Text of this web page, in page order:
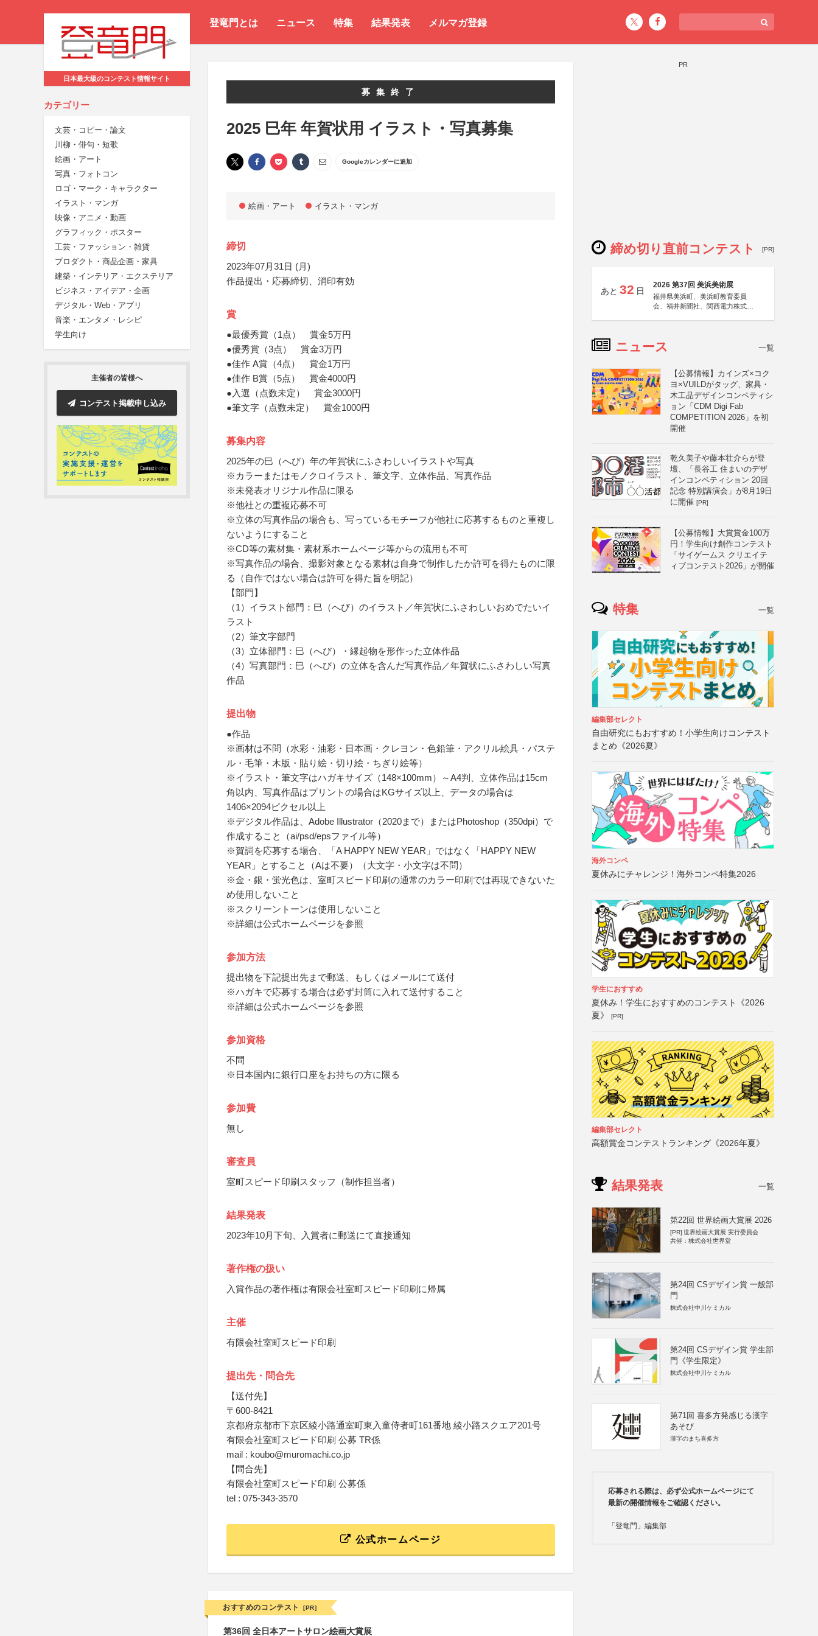
登竜門とは ニュース 特集 結果発表 メルマガ登録
日本最大級のコンテスト情報サイト
カテゴリー
文芸・コピー・論文
川柳・俳句・短歌
絵画・アート
写真・フォトコン
ロゴ・マーク・キャラクター
イラスト・マンガ
映像・アニメ・動画
グラフィック・ポスター
工芸・ファッション・雑貨
プロダクト・商品企画・家具
建築・インテリア・エクステリア
ビジネス・アイデア・企画
デジタル・Web・アプリ
音楽・エンタメ・レシピ
学生向け
主催者の皆様へ
コンテスト掲載申し込み
募集終了
2025 巳年 年賀状用 イラスト・写真募集
Googleカレンダーに追加
絵画・アート イラスト・マンガ
締切
2023年07月31日 (月)
作品提出・応募締切、消印有効
賞
●最優秀賞（1点） 賞金5万円
●優秀賞（3点） 賞金3万円
●佳作 A賞（4点） 賞金1万円
●佳作 B賞（5点） 賞金4000円
●入選（点数未定） 賞金3000円
●筆文字（点数未定） 賞金1000円
募集内容
2025年の巳（へび）年の年賀状にふさわしいイラストや写真
※カラーまたはモノクロイラスト、筆文字、立体作品、写真作品
※未発表オリジナル作品に限る
※他社との重複応募不可
※立体の写真作品の場合も、写っているモチーフが他社に応募するものと重複し
ないようにすること
※CD等の素材集・素材系ホームページ等からの流用も不可
※写真作品の場合、撮影対象となる素材は自身で制作したか許可を得たものに限
る（自作ではない場合は許可を得た旨を明記）
【部門】
（1）イラスト部門：巳（へび）のイラスト／年賀状にふさわしいおめでたいイ
ラスト
（2）筆文字部門
（3）立体部門：巳（へび）・縁起物を形作った立体作品
（4）写真部門：巳（へび）の立体を含んだ写真作品／年賀状にふさわしい写真
作品
提出物
●作品
※画材は不問（水彩・油彩・日本画・クレヨン・色鉛筆・アクリル絵具・パステ
ル・毛筆・木版・貼り絵・切り絵・ちぎり絵等）
※イラスト・筆文字はハガキサイズ（148×100mm）～A4判、立体作品は15cm
角以内、写真作品はプリントの場合はKGサイズ以上、データの場合は
1406×2094ピクセル以上
※デジタル作品は、Adobe Illustrator（2020まで）またはPhotoshop（350dpi）で
作成すること（ai/psd/epsファイル等）
※賀詞を応募する場合、「A HAPPY NEW YEAR」ではなく「HAPPY NEW
YEAR」とすること（Aは不要）（大文字・小文字は不問）
※金・銀・蛍光色は、室町スピード印刷の通常のカラー印刷では再現できないた
め使用しないこと
※スクリーントーンは使用しないこと
※詳細は公式ホームページを参照
参加方法
提出物を下記提出先まで郵送、もしくはメールにて送付
※ハガキで応募する場合は必ず封筒に入れて送付すること
※詳細は公式ホームページを参照
参加資格
不問
※日本国内に銀行口座をお持ちの方に限る
参加費
無し
審査員
室町スピード印刷スタッフ（制作担当者）
結果発表
2023年10月下旬、入賞者に郵送にて直接通知
著作権の扱い
入賞作品の著作権は有限会社室町スピード印刷に帰属
主催
有限会社室町スピード印刷
提出先・問合先
【送付先】
〒600-8421
京都府京都市下京区綾小路通室町東入童侍者町161番地 綾小路スクエア201号
有限会社室町スピード印刷 公募 TR係
mail : koubo@muromachi.co.jp
【問合先】
有限会社室町スピード印刷 公募係
tel : 075-343-3570
公式ホームページ
おすすめのコンテスト [PR]
第36回 全日本アートサロン絵画大賞展
PR
締め切り直前コンテスト [PR]
あと 32 日
2026 第37回 美浜美術展
福井県美浜町、美浜町教育委員
会、福井新聞社、関西電力株式会
ニュース 一覧
【公募情報】カインズ×コク
ヨ×VUILDがタッグ、家具・
木工品デザインコンペティシ
ョン「CDM Digi Fab
COMPETITION 2026」を初
開催
乾久美子や藤本壮介らが登
壇、「長谷工 住まいのデザ
インコンペティション 20回
記念 特別講演会」が8月19日
に開催 [PR]
【公募情報】大賞賞金100万
円！学生向け創作コンテスト
「サイゲームス クリエイテ
ィブコンテスト2026」が開催
特集 一覧
編集部セレクト
自由研究にもおすすめ！小学生向けコンテスト
まとめ《2026夏》
海外コンペ
夏休みにチャレンジ！海外コンペ特集2026
学生におすすめ
夏休み！学生におすすめのコンテスト《2026
夏》
[PR]
編集部セレクト
高額賞金コンテストランキング《2026年夏》
結果発表 一覧
第22回 世界絵画大賞展 2026
[PR] 世界絵画大賞展 実行委員会
共催：株式会社世界堂
第24回 CSデザイン賞 一般部
門
株式会社中川ケミカル
第24回 CSデザイン賞 学生部
門《学生限定》
株式会社中川ケミカル
第71回 喜多方発感じる漢字
あそび
漢字のまち喜多方
応募される際は、必ず公式ホームページにて
最新の開催情報をご確認ください。
「登竜門」編集部